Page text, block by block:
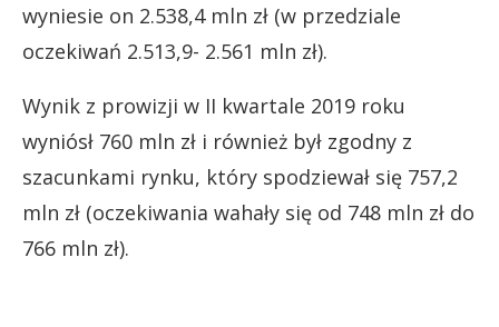
wyniesie on 2.538,4 mln zł (w przedziale
oczekiwań 2.513,9- 2.561 mln zł).
Wynik z prowizji w II kwartale 2019 roku
wyniósł 760 mln zł i również był zgodny z
szacunkami rynku, który spodziewał się 757,2
mln zł (oczekiwania wahały się od 748 mln zł do
766 mln zł).